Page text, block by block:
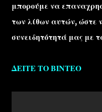
μπορούμε να
των λίθων αυτών, ώστε
συνειδητότητά μας με
ΔΕΙΤΕ ΤΟ ΒΙΝΤΕΟ